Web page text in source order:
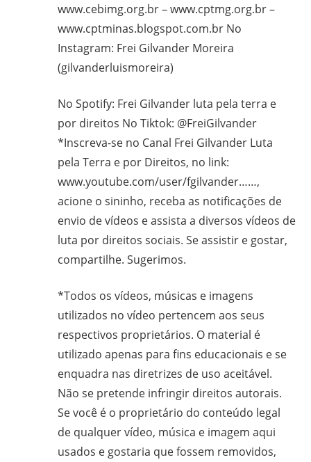
Movimentos
Populares
Urbanos,
gilvanderufmg@gmail.com
www.gilvander.org.br
www.freigilvander.blogspot.com.br
www.twitter.com/gilvanderluis
facebook:
Gilvander
Moreira
www.cebimg.org.br – www.cptmg.org.br –
www.cptminas.blogspot.com.br No
Instagram: Frei Gilvander Moreira
(gilvanderluismoreira)
No Spotify: Frei Gilvander luta pela terra e
por direitos No Tiktok: @FreiGilvander
*Inscreva-se no Canal Frei Gilvander Luta
pela Terra e por Direitos, no link:
www.youtube.com/user/fgilvander……,
acione o sininho, receba as notificações de
envio de vídeos e assista a diversos vídeos de
luta por direitos sociais. Se assistir e gostar,
compartilhe. Sugerimos.
*Todos os vídeos, músicas e imagens
utilizados no vídeo pertencem aos seus
respectivos proprietários. O material é
utilizado apenas para fins educacionais e se
enquadra nas diretrizes de uso aceitável.
Não se pretende infringir direitos autorais.
Se você é o proprietário do conteúdo legal
de qualquer vídeo, música e imagem aqui
usados e gostaria que fossem removidos,